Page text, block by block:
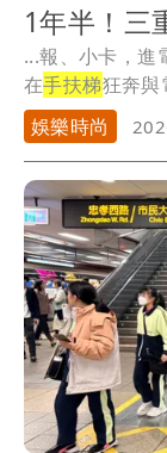
1年半！三
...報、小卡，進
在手扶梯狂奔與
來，...
娛樂時尚